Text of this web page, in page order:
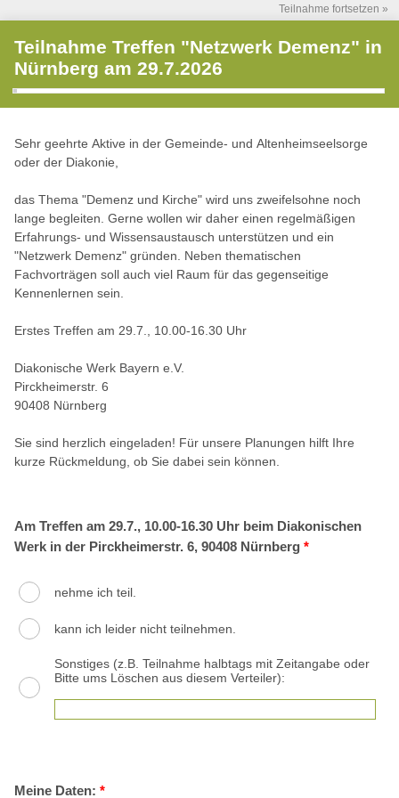
Teilnahme fortsetzen »
Teilnahme Treffen "Netzwerk Demenz" in
Nürnberg am 29.7.2026
Sehr geehrte Aktive in der Gemeinde- und Altenheimseelsorge
oder der Diakonie,
das Thema "Demenz und Kirche" wird uns zweifelsohne noch
lange begleiten. Gerne wollen wir daher einen regelmäßigen
Erfahrungs- und Wissensaustausch unterstützen und ein
"Netzwerk Demenz" gründen. Neben thematischen
Fachvorträgen soll auch viel Raum für das gegenseitige
Kennenlernen sein.
Erstes Treffen am 29.7., 10.00-16.30 Uhr
Diakonische Werk Bayern e.V.
Pirckheimerstr. 6
90408 Nürnberg
Sie sind herzlich eingeladen! Für unsere Planungen hilft Ihre
kurze Rückmeldung, ob Sie dabei sein können.
Am Treffen am 29.7., 10.00-16.30 Uhr beim Diakonischen
Werk in der Pirckheimerstr. 6, 90408 Nürnberg *
nehme ich teil.
kann ich leider nicht teilnehmen.
Sonstiges (z.B. Teilnahme halbtags mit Zeitangabe oder
Bitte ums Löschen aus diesem Verteiler):
Meine Daten: *